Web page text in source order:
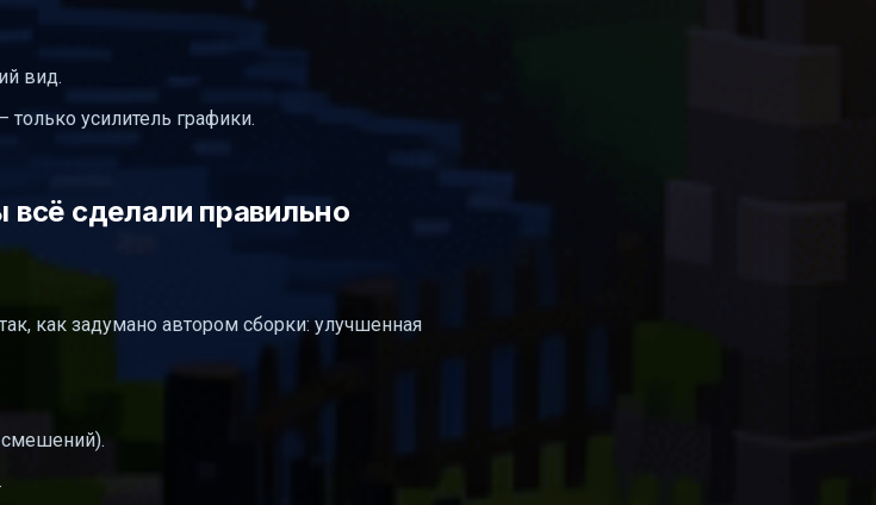
вид.
только усилитель графики.
всё сделали правильно
как задумано автором сборки: улучшенная